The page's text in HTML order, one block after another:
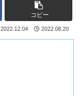
コピー
2022.12.04 2022.08.20